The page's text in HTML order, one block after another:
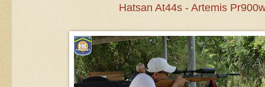
Hatsan At44s - Artemis